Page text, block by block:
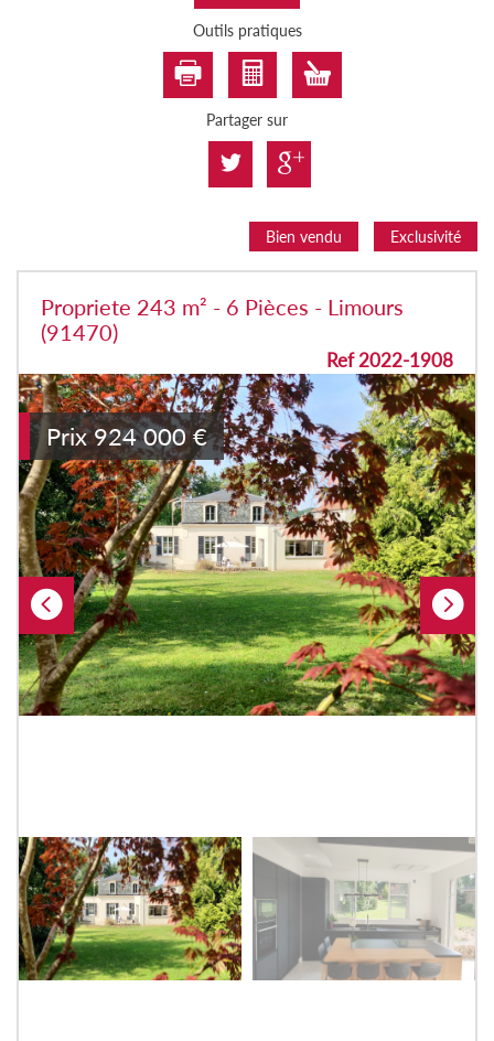
Outils pratiques
Partager sur
Bien vendu Exclusivité
Propriete 243 m² - 6 Pièces - Limours
(91470)
Ref 2022-1908
Prix 924 000 €